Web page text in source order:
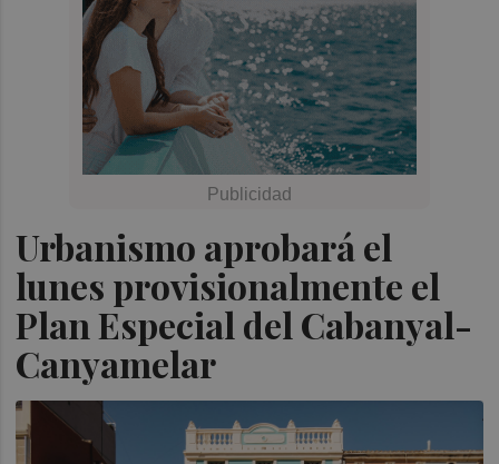
Urbanismo aprobará el
lunes provisionalmente el
Plan Especial del Cabanyal-
Canyamelar